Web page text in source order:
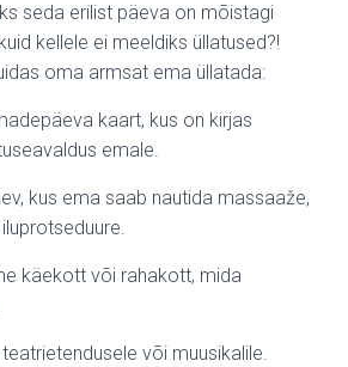
seda erilist päeva on mõistagi
kellele ei meeldiks üllatused?!
oma armsat ema üllatada:
kaart, kus on kirjas
emale.
kus ema saab nautida massaaže,
käekott või rahakott, mida
või muusikalile.